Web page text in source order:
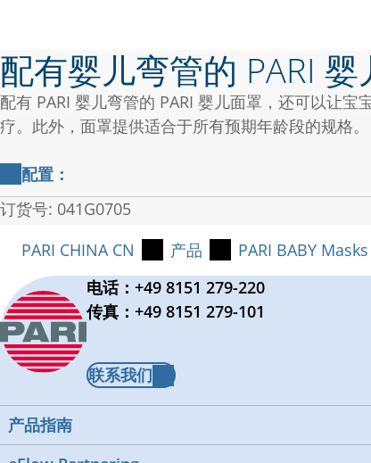
配有婴儿弯管的 PARI 婴
配有 PARI 婴儿弯管的 PARI 婴儿面罩，还可以让
疗。此外，面罩提供适合于所有预期年龄段的规格。
配置：
配有婴儿弯管的 PARI 婴儿面罩（规格 2），适
PARI 婴儿面罩以硅胶材料制成，不含有害物质。
PARI 婴儿面罩可以居家及在医院中使用
可与 PARI LC SPRINT 和 PARI LC PLUS 雾
易于清洁，可消毒，以确保高卫生标准
由通过超高标准测试的安全材料制成
PARI 婴儿面罩和 PARI 婴儿弯管必须同时使用
德国制造
订货号: 041G0705
PARI CHINA CN
产品 PARI BABY Masks
电话：+49 8151 279-220
传真：+49 8151 279-101
联系我们
产品指南